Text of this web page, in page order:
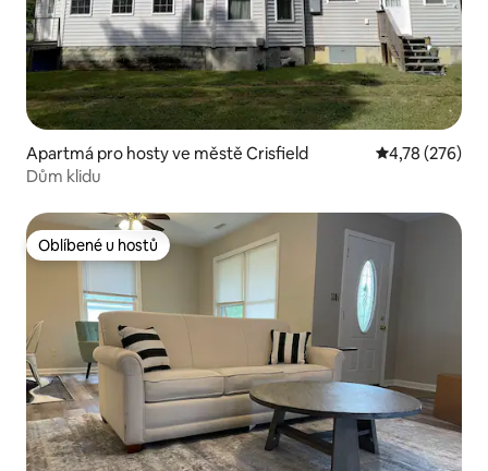
Apartmá pro hosty ve městě Crisfield Průměrné
4,78 (276)
Dům klidu
Oblíbené u hostů
Oblíbené u hostů